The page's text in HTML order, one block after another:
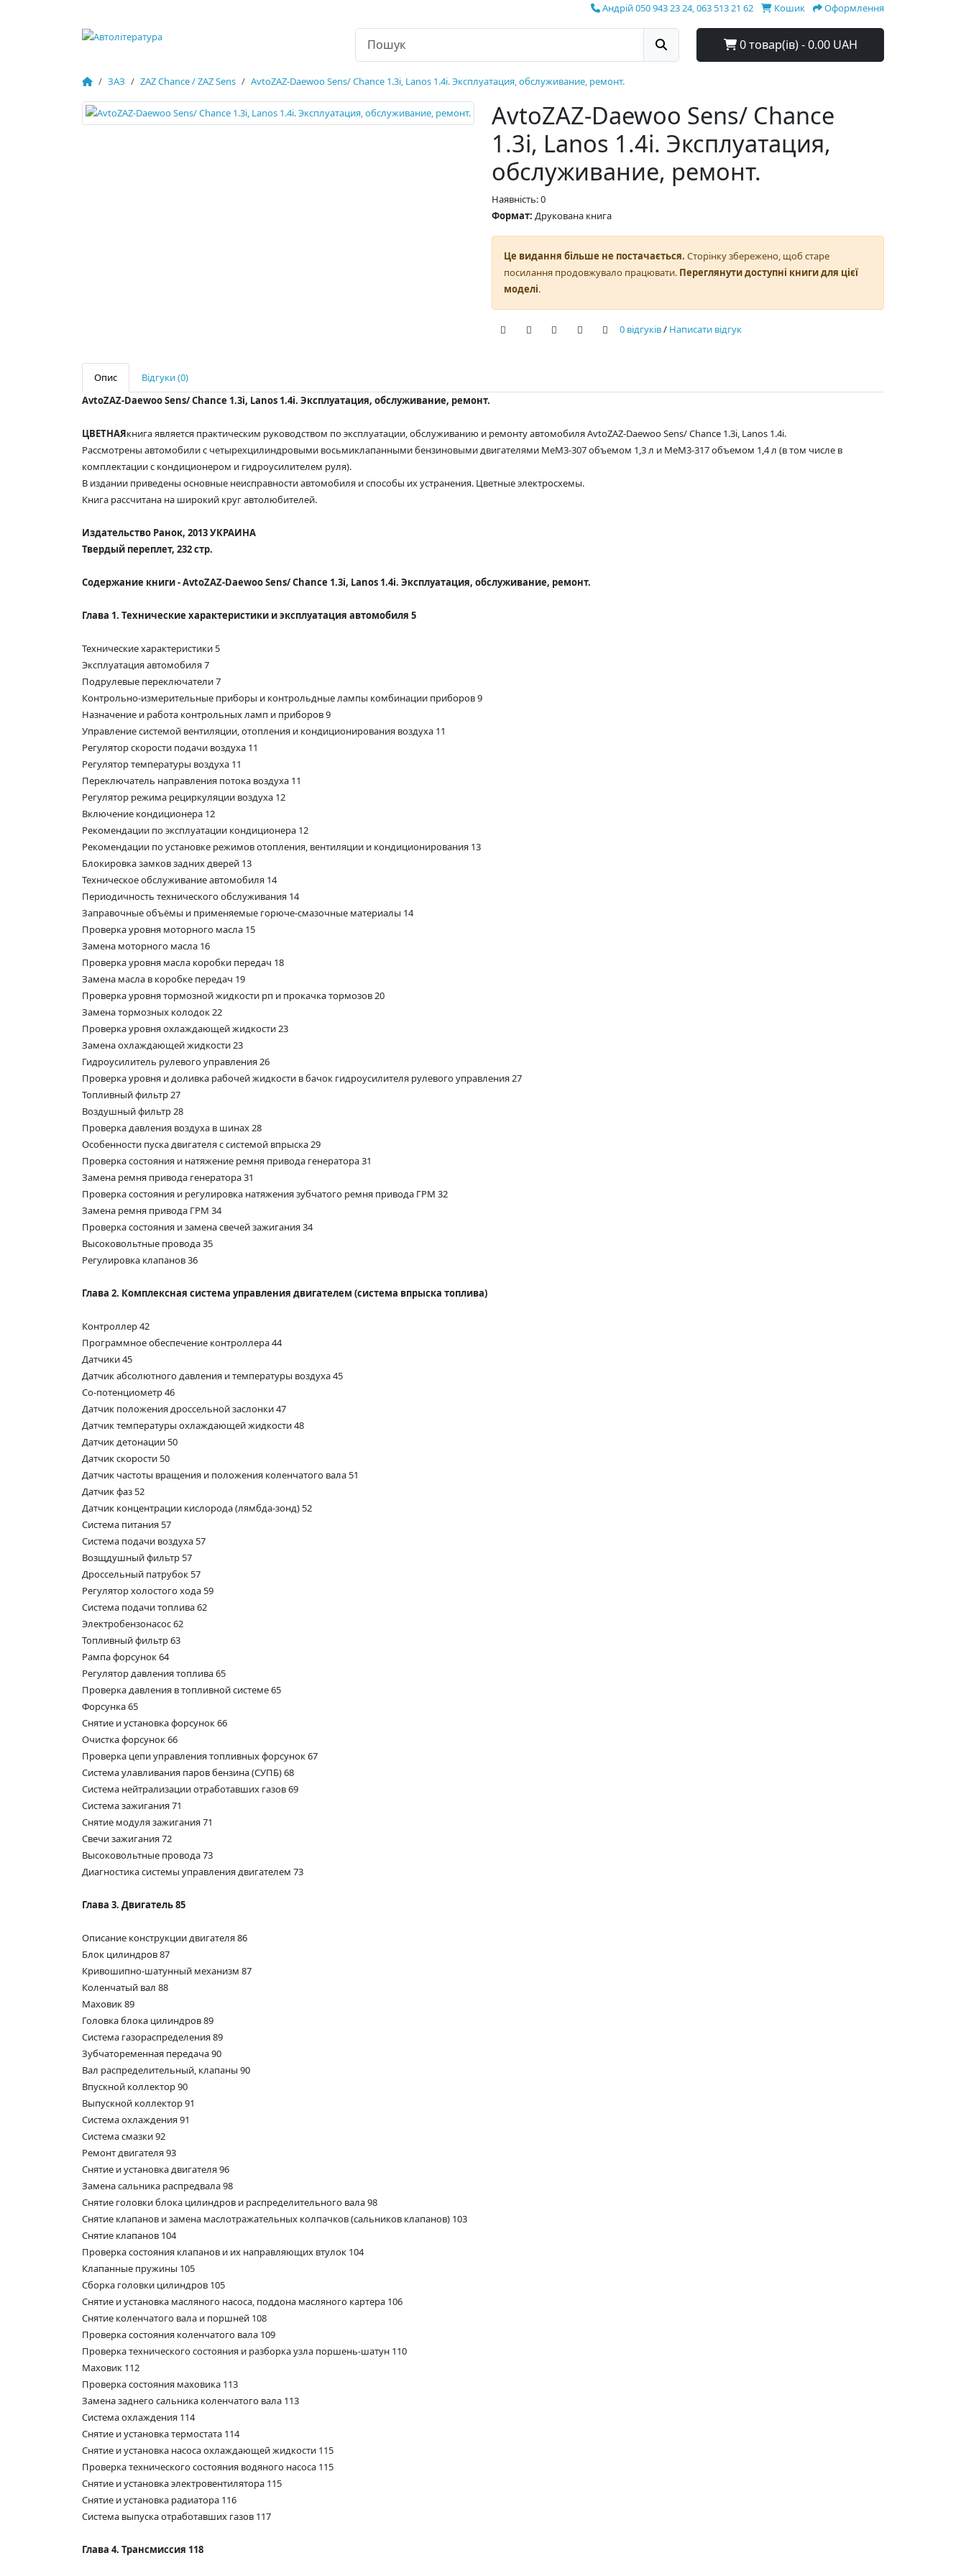
Андрій 050 943 23 24, 063 513 21 62 Кошик Оформлення
0 товар(ів) - 0.00 UAH
ЗАЗ ZAZ Chance / ZAZ Sens AvtoZAZ-Daewoo Sens/ Chance 1.3i, Lanos 1.4i. Эксплуатация, обслуживание, ремонт.
AvtoZAZ-Daewoo Sens/ Chance
1.3i, Lanos 1.4i. Эксплуатация,
обслуживание, ремонт.
Наявність: 0
Формат: Друкована книга
Це видання більше не постачається. Сторінку збережено, щоб старе
посилання продовжувало працювати. Переглянути доступні книги для цієї
моделі.
0 відгуків/ Написати відгук
Опис
Відгуки (0)
AvtoZAZ-Daewoo Sens/ Chance 1.3i, Lanos 1.4i. Эксплуатация, обслуживание, ремонт.
ЦВЕТНАЯкнига является практическим руководством по эксплуатации, обслуживанию и ремонту автомобиля AvtoZAZ-Daewoo Sens/ Chance 1.3i, Lanos 1.4i.
Рассмотрены автомобили с четырехцилиндровыми восьмиклапанными бензиновыми двигателями MeM3-307 объемом 1,3 л и MeM3-317 объемом 1,4 л (в том числе в
комплектации с кондиционером и гидроусилителем руля).
В издании приведены основные неисправности автомобиля и способы их устранения. Цветные электросхемы.
Книга рассчитана на широкий круг автолюбителей.
Издательство Ранок, 2013 УКРАИНА
Твердый переплет, 232 стр.
Содержание книги -AvtoZAZ-Daewoo Sens/ Chance 1.3i, Lanos 1.4i. Эксплуатация, обслуживание, ремонт.
Глава 1. Технические характеристики и эксплуатация автомобиля 5
Технические характеристики 5
Эксплуатация автомобиля 7
Подрулевые переключатели 7
Контрольно-измерительные приборы и контрольдные лампы комбинации приборов 9
Назначение и работа контрольных ламп и приборов 9
Управление системой вентиляции, отопления и кондиционирования воздуха 11
Регулятор скорости подачи воздуха 11
Регулятор температуры воздуха 11
Переключатель направления потока воздуха 11
Регулятор режима рециркуляции воздуха 12
Включение кондиционера 12
Рекомендации по эксплуатации кондиционера 12
Рекомендации по установке режимов отопления, вентиляции и кондиционирования 13
Блокировка замков задних дверей 13
Техническое обслуживание автомобиля 14
Периодичность технического обслуживания 14
Заправочные объёмы и применяемые горюче-смазочные материалы 14
Проверка уровня моторного масла 15
Замена моторного масла 16
Проверка уровня масла коробки передач 18
Замена масла в коробке передач 19
Проверка уровня тормозной жидкости рп и прокачка тормозов 20
Замена тормозных колодок 22
Проверка уровня охлаждающей жидкости 23
Замена охлаждающей жидкости 23
Гидроусилитель рулевого управления 26
Проверка уровня и доливка рабочей жидкости в бачок гидроусилителя рулевого управления 27
Топливный фильтр 27
Воздушный фильтр 28
Проверка давления воздуха в шинах 28
Особенности пуска двигателя с системой впрыска 29
Проверка состояния и натяжение ремня привода генератора 31
Замена ремня привода генератора 31
Проверка состояния и регулировка натяжения зубчатого ремня привода ГРМ 32
Замена ремня привода ГРМ 34
Проверка состояния и замена свечей зажигания 34
Высоковольтные провода 35
Регулировка клапанов 36
Глава 2. Комплексная система управления двигателем (система впрыска топлива)
Контроллер 42
Программное обеспечение контроллера 44
Датчики 45
Датчик абсолютного давления и температуры воздуха 45
Со-потенциометр 46
Датчик положения дроссельной заслонки 47
Датчик температуры охлаждающей жидкости 48
Датчик детонации 50
Датчик скорости 50
Датчик частоты вращения и положения коленчатого вала 51
Датчик фаз 52
Датчик концентрации кислорода (лямбда-зонд) 52
Система питания 57
Система подачи воздуха 57
Возщдушный фильтр 57
Дроссельный патрубок 57
Регулятор холостого хода 59
Система подачи топлива 62
Электробензонасос 62
Топливный фильтр 63
Рампа форсунок 64
Регулятор давления топлива 65
Проверка давления в топливной системе 65
Форсунка 65
Снятие и установка форсунок 66
Очистка форсунок 66
Проверка цепи управления топливных форсунок 67
Система улавливания паров бензина (СУПБ) 68
Система нейтрализации отработавших газов 69
Система зажигания 71
Снятие модуля зажигания 71
Свечи зажигания 72
Высоковольтные провода 73
Диагностика системы управления двигателем 73
Глава 3. Двигатель 85
Описание конструкции двигателя 86
Блок цилиндров 87
Кривошипно-шатунный механизм 87
Коленчатый вал 88
Маховик 89
Головка блока цилиндров 89
Система газораспределения 89
Зубчатоременная передача 90
Вал распределительный, клапаны 90
Впускной коллектор 90
Выпускной коллектор 91
Система охлаждения 91
Система смазки 92
Ремонт двигателя 93
Снятие и установка двигателя 96
Замена сальника распредвала 98
Снятие головки блока цилиндров и распределительного вала 98
Снятие клапанов и замена маслотражательных колпачков (сальников клапанов) 103
Снятие клапанов 104
Проверка состояния клапанов и их направляющих втулок 104
Клапанные пружины 105
Сборка головки цилиндров 105
Снятие и установка масляного насоса, поддона масляного картера 106
Снятие коленчатого вала и поршней 108
Проверка состояния коленчатого вала 109
Проверка технического состояния и разборка узла поршень-шатун 110
Маховик 112
Проверка состояния маховика 113
Замена заднего сальника коленчатого вала 113
Система охлаждения 114
Снятие и установка термостата 114
Снятие и установка насоса охлаждающей жидкости 115
Проверка технического состояния водяного насоса 115
Снятие и установка электровентилятора 115
Снятие и установка радиатора 116
Система выпуска отработавших газов 117
Глава 4. Трансмиссия 118